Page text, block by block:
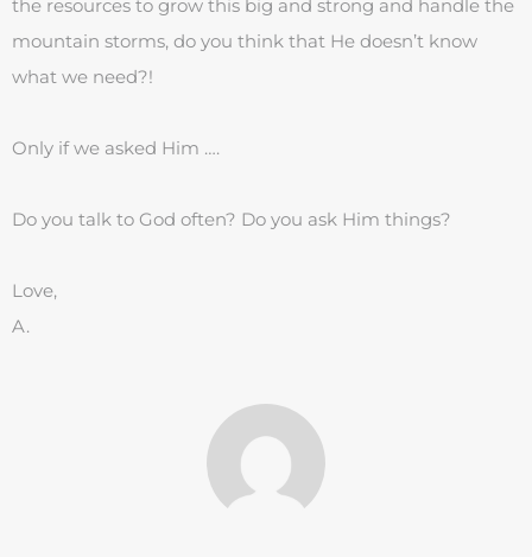
the resources to grow this big and strong and handle the
mountain storms, do you think that He doesn’t know
what we need?!
Only if we asked Him ….
Do you talk to God often? Do you ask Him things?
Love,
A.